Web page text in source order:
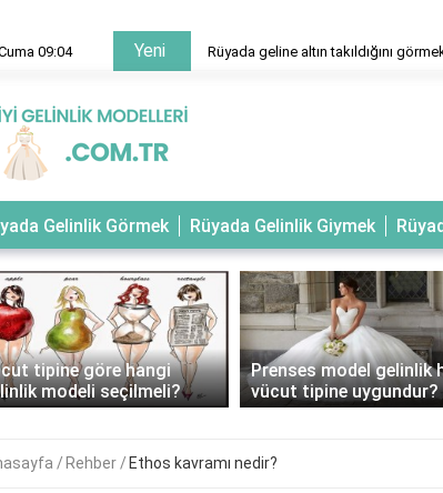
09:04 Yeni Rüyada geline altın takıldığını
Gelinlik Görmek Rüyada Gelinlik Giymek
tipine göre hangi
modeli seçilmeli?
Prenses model gelinlik
vücut tipine uygundur?
Rehber Ethos kavramı nedir?